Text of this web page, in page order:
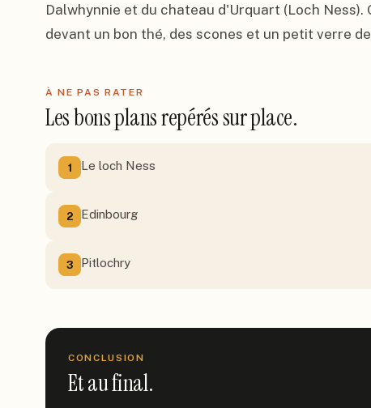
Dalwhynnie et du chateau d'Urquart (Loch Ness).
devant un bon thé, des scones et un petit verre
À NE PAS RATER
Les bons plans repérés sur place.
1 Le loch Ness
2 Edinbourg
3 Pitlochry
CONCLUSION
Et au final.